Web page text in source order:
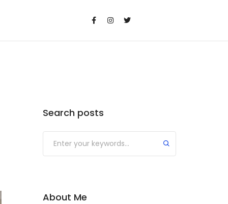
Search posts
Submit
About Me